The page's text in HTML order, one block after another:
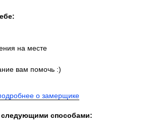
на месте
вам помочь :)
о замерщике
следующими способами: